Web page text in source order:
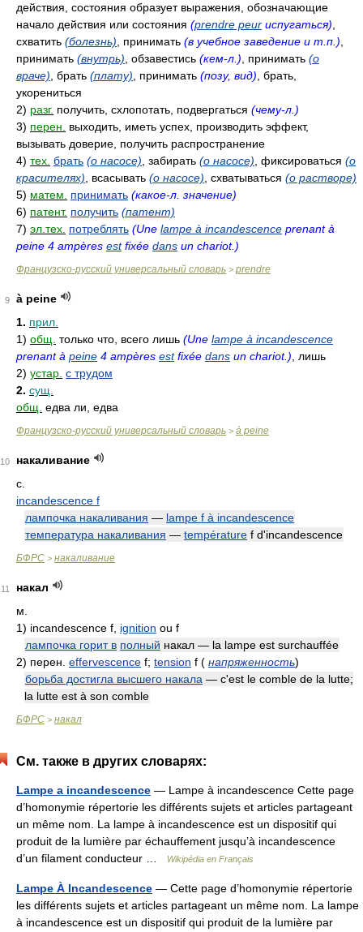
действия, состояния образует выражения, обозначающие
начало действия или состояния (prendre peur испугаться)
схватить (болезнь) , принимать (в учебное заведение и т.п.)
принимать (внутрь) , обзавестись (кем-л.) , принимать (о
враче) , брать (плату) , принимать (позу, вид) , брать,
укорениться
2) разг. получить, схлопотать, подвергаться (чему-л.)
3) перен.
выходить, иметь успех, производить эффект,
вызывать доверие, получить распространение
4) тех. брать (о насосе) , забирать (о насосе) , фиксироваться (о
красителях) , всасывать (о насосе) , схватываться (о растворе)
5) матем. принимать (какое-л. значение)
6) патент. получить (патент)
7) эл.тех. потреблять (Une lampe à incandescence prenant à
peine 4 ampères estfixée dans un chariot.)
Французско-русский универсальный словарь > prendre
9
à peine
1. прил.
1) общ. только что, всего лишь (Une lampe à incandescence
prenant à peine 4 ampères estfixée dans un chariot.) , лишь
2) устар. с трудом
2. сущ.
общ. едва ли, едва
Французско-русский универсальный словарь > à peine
10
накаливание
с.
incandescence f
лампочка накаливания — lampe f à incandescence
температура накаливания — température f d'incandescence
БФРС > накаливание
11
накал
м.
1) incandescence f, ignition ou f
лампочка горит в полный накал — la lampe est surchauffée
2) перен. effervescence f; tension f ( напряженность)
борьба достигла высшего накала — c'est le comble de la lutte;
la lutte est à son comble
БФРС > накал
См. также в других словарях:
Lampe a incandescence — Lampe à incandescence Cette page
d’homonymie répertorie les différents sujets et articles partageant
un même nom. La lampe à incandescence est un dispositif qui
produit de la lumière par échauffement jusqu’à incandescence
d’un filament conducteur …
Wikipédia en Français
Lampe À Incandescence — Cette page d’homonymie répertorie
les différents sujets et articles partageant un même nom. La lampe
à incandescence est un dispositif qui produit de la lumière par